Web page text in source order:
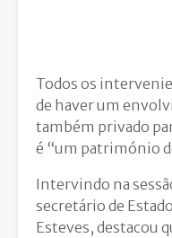
Todos os
de haver um
também privado
é “um património
Intervindo na
secretário de
Esteves, destacou